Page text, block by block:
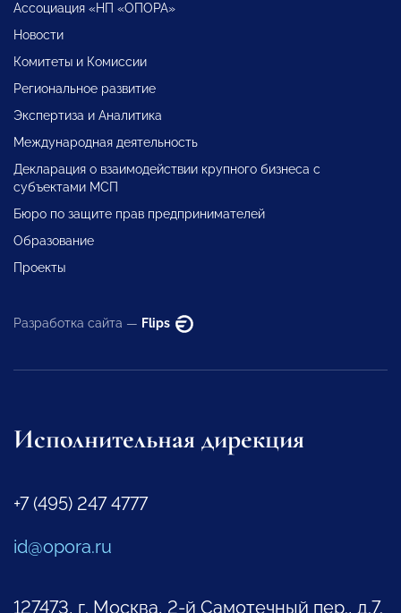
Ассоциация «НП «ОПОРА»
Новости
Комитеты и Комиссии
Региональное развитие
Экспертиза и Аналитика
Международная деятельность
Декларация о взаимодействии крупного бизнеса с
субъектами МСП
Бюро по защите прав предпринимателей
Образование
Проекты
Разработка сайта — Flips
Исполнительная дирекция
+7 (495) 247 4777
id@opora.ru
127473, г. Москва, 2-й Самотечный пер., д.7.